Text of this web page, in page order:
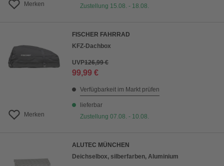
Merken
Zustellung 15.08. - 18.08.
Merken
FISCHER FAHRRAD
KFZ-Dachbox
UVP126,99 €
99,99 €
Verfügbarkeit im Markt prüfen
lieferbar
Zustellung 07.08. - 10.08.
ALUTEC MÜNCHEN
Deichselbox, silberfarben, Aluminium